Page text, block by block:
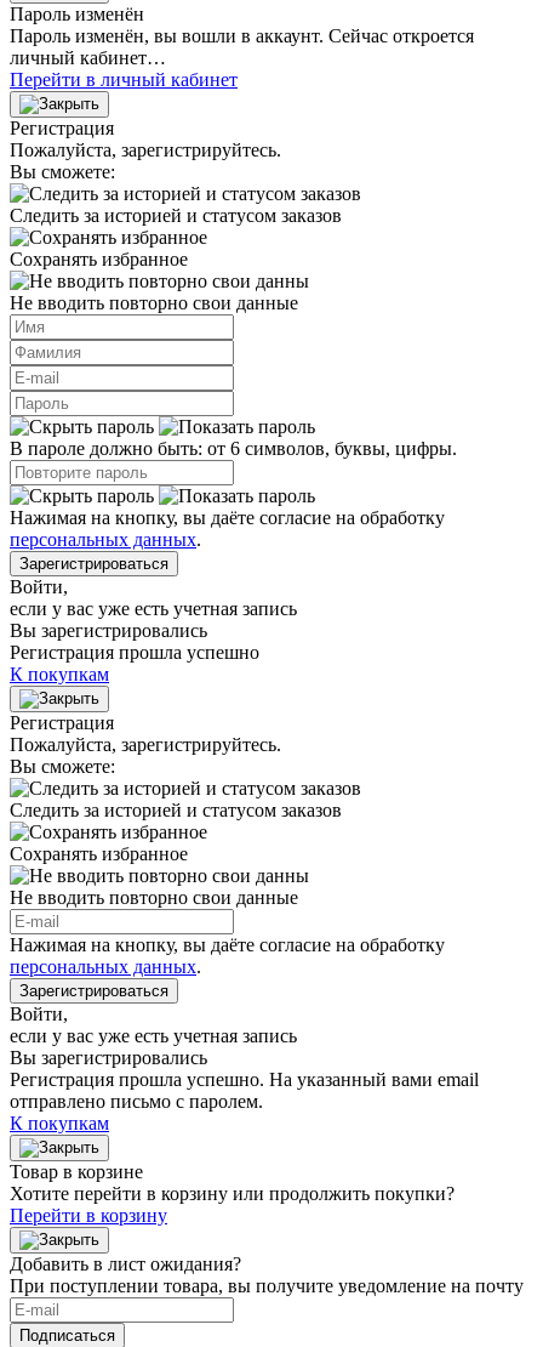
Пароль изменён
Пароль изменён, вы вошли в аккаунт. Сейчас откроется
личный кабинет…
Перейти в личный кабинет
Регистрация
Пожалуйста, зарегистрируйтесь.
Вы сможете:
Следить за историей и статусом заказов
Сохранять избранное
Не вводить повторно свои данные
В пароле должно быть: от 6 символов, буквы, цифры.
Нажимая на кнопку, вы даёте согласие на обработку
персональных данных.
Зарегистрироваться
Войти,
если у вас уже есть учетная запись
Вы зарегистрировались
Регистрация прошла успешно
К покупкам
Регистрация
Пожалуйста, зарегистрируйтесь.
Вы сможете:
Следить за историей и статусом заказов
Сохранять избранное
Не вводить повторно свои данные
Нажимая на кнопку, вы даёте согласие на обработку
персональных данных.
Зарегистрироваться
Войти,
если у вас уже есть учетная запись
Вы зарегистрировались
Регистрация прошла успешно. На указанный вами email
отправлено письмо с паролем.
К покупкам
Товар в корзине
Хотите перейти в корзину или продолжить покупки?
Перейти в корзину
Добавить в лист ожидания?
При поступлении товара, вы получите уведомление на почту
Подписаться